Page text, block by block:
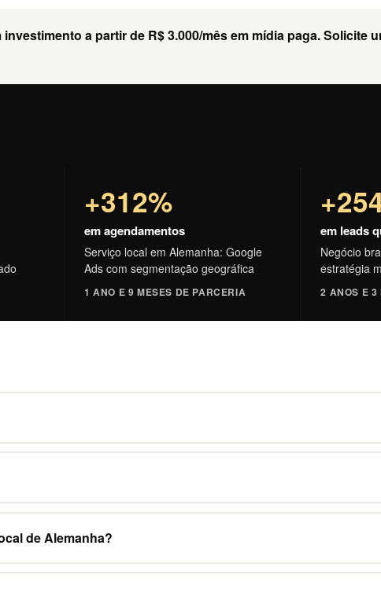
a partir de R$ 3.000/mês em mídia paga. Solicite
+312%
em agendamentos
Serviço local em Alemanha: Google
Ads com segmentação geográfica
1 ANO E 9 MESES DE PARCERIA
em leads
Negócio
estratégia
2 ANOS E 3
de Alemanha?